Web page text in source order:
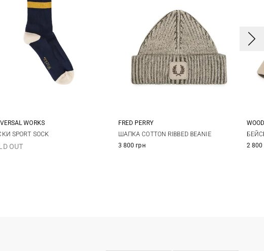
M L
WORKS
SPORT SOCK
OUT
One size
FRED PERRY
ШАПКА COTTON RIBBED BEANIE
3 800 грн
2 800